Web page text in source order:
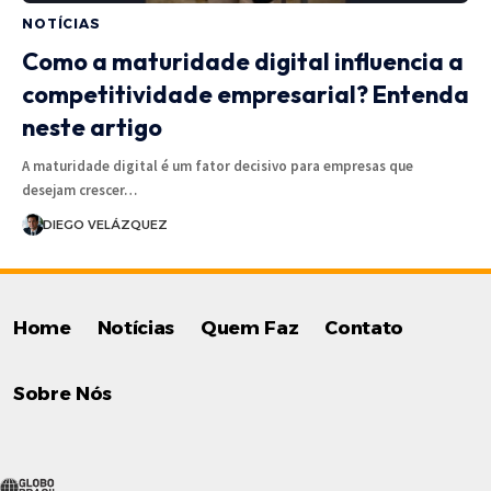
NOTÍCIAS
Como a maturidade digital influencia a
competitividade empresarial? Entenda
neste artigo
A maturidade digital é um fator decisivo para empresas que
desejam crescer…
DIEGO VELÁZQUEZ
Home Notícias Quem Faz Contato
Sobre Nós